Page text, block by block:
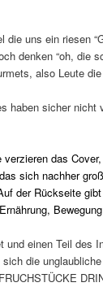
die uns ein riesen
denken “oh, die
also Leute
haben sicher nicht
verzieren das
sich nachher
der Rückseite
und einen Teil des
die